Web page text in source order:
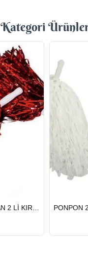
Kategori
GÖNDERİ
PONPON